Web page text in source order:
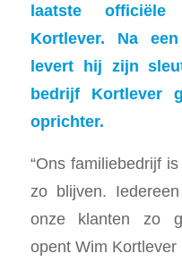
laatste
Kortlever. Na
levert hij zijn
bedrijf Kortlever
oprichter.
“Ons familiebedrijf
zo blijven.
onze klanten zo
opent Wim Kortlever